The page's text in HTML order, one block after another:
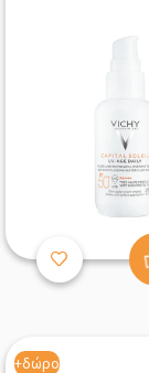
+δώρο